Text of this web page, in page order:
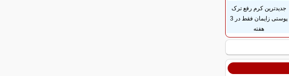
جدیدترین کرم رفع ترک
پوستی زایمان فقط در 3
هفته